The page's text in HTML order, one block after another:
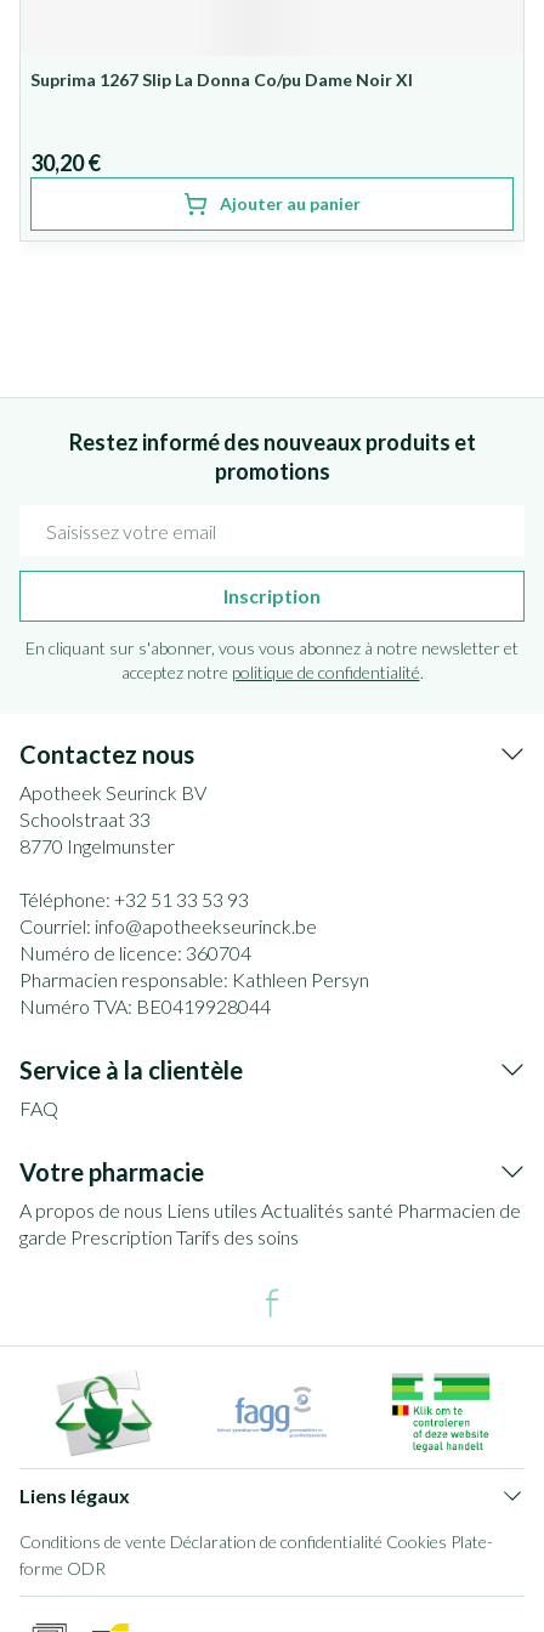
Suprima 1267 Slip La Donna Co/pu Dame Noir Xl
30,20 €
Ajouter au panier
Restez informé des nouveaux produits et
promotions
Inscription
En cliquant sur s'abonner, vous vous abonnez à notre newsletter et
acceptez notre politique de confidentialité.
Contactez nous
Apotheek Seurinck BV
Schoolstraat 33
8770 Ingelmunster
Téléphone: +32 51 33 53 93
Courriel: info@apotheekseurinck.be
Numéro de licence: 360704
Pharmacien responsable: Kathleen Persyn
Numéro TVA: BE0419928044
Service à la clientèle
FAQ
Votre pharmacie
A propos de nous Liens utiles Actualités santé Pharmacien de
garde Prescription Tarifs des soins
Liens légaux
Conditions de vente Déclaration de confidentialité Cookies Plate-
forme ODR